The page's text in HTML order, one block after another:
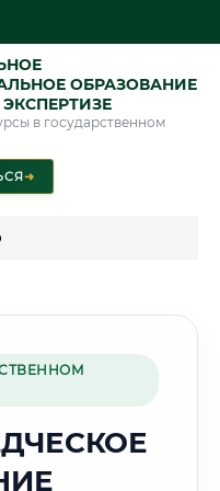
ОБРАЗОВАНИЕ
в государственном
➜
"Судебная экспертиза"
"Экспертиза"